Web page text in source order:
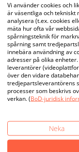
Vi använder cookies och
är väsentliga och tekniskt
analysera (t.ex. cookies
mäta hur ofta vår
spårningsteknik för
spårning samt
innebära användning av
adresser på olika
leverantörer
över den vidare
tredjepartsleverantörens
processer som beskrivs
verkan. (BoD-juridisk
Neka